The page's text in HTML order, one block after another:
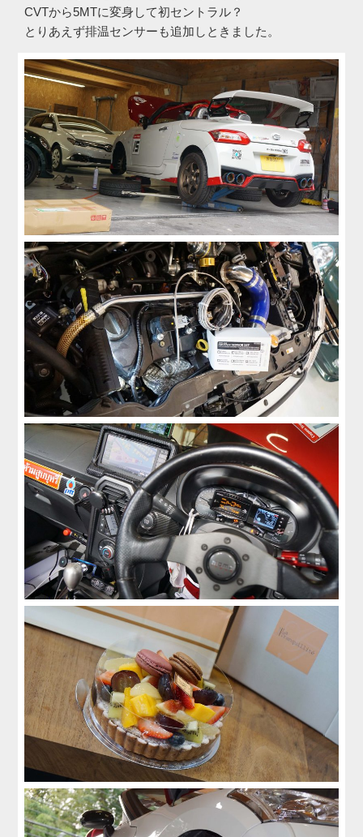
CVTから5MTに変身して初セントラル？
とりあえず排温センサーも追加しときました。